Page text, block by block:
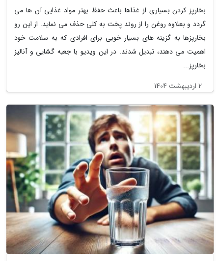
بخارپز کردن بسیاری از غذاها باعث حفظ بهتر مواد غذایی آن ها می
گردد و بعلاوه روغن را از روند پخت به کلی حذف می نماید. از این رو
بخارپزها به گزینه های بسیار خوبی برای افرادی که به سلامت خود
اهمیت می دهند، تبدیل شدند. در این ویدیو با جعبه گشایی و آنالیز
بخارپز...
2 اردیبهشت 1404